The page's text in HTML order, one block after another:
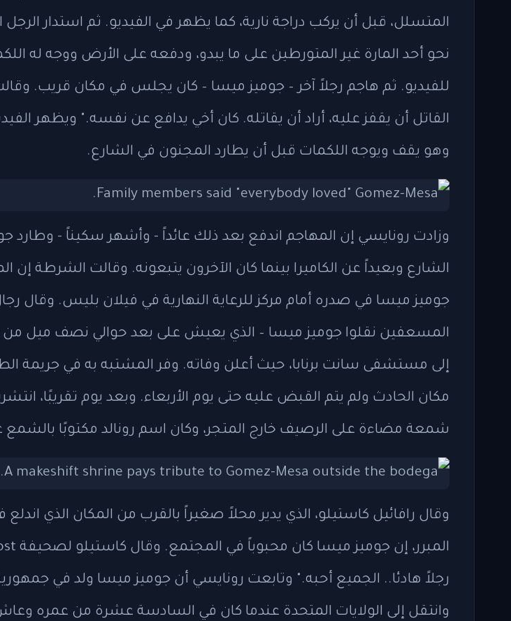
المتسلل، قبل أن يركب دراجة نارية، كما يظهر في الفيديو. ثم استدار
نحو أحد المارة غير المتورطين على ما يبدو، ودفعه على الأرض ووجه له
للفيديو. ثم هاجم رجلاً آخر – جوميز ميسا – كان يجلس في مكان قريب.
القاتل أن يقفز عليه، أراد أن يقاتله. كان أخي يدافع عن نفسه." ويظهر
وهو يقف ويوجه اللكمات قبل أن يطارد المجنون في الشارع.
وزادت رونايسي إن المهاجم اندفع بعد ذلك عائداً - وأشهر سكيناً - وطارد
الشارع وبعيداً عن الكاميرا بينما كان الآخرون يتبعونه. وقالت الشرطة
جوميز ميسا في صدره أمام مركز للرعاية النهارية في فيلان بليس. وقال
المسعفين نقلوا جوميز ميسا – الذي يعيش على بعد حوالي نصف ميل من
إلى مستشفى سانت برنابا، حيث أعلن وفاته. وفر المشتبه به في جريمة
شمعة مضاءة على الرصيف خارج المتجر، وكان اسم رونالد مكتوبًا
وقال رافائيل كاستيلو، الذي يدير محلاً صغيراً بالقرب من المكان الذي اندلع
رجلاً هادئا.. الجميع أحبه." وتابعت رونايسي أن جوميز ميسا ولد في
وانتقل إلى الولايات المتحدة عندما كان في السادسة عشرة من عمره